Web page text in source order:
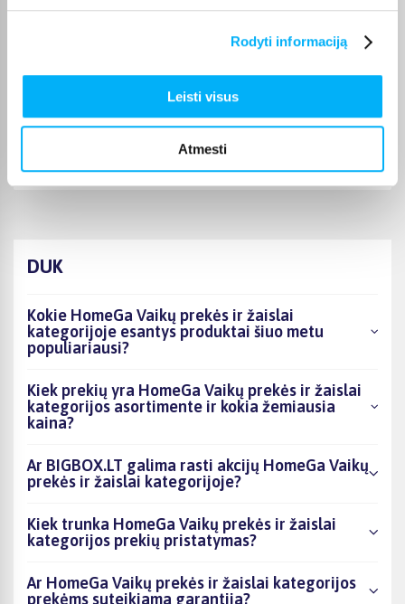
Rodyti informaciją
Leisti visus
Atmesti
Karolina M.
Labai geras
DUK
Kokie HomeGa Vaikų prekės ir žaislai
kategorijoje esantys produktai šiuo metu
populiariausi?
Kiek prekių yra HomeGa Vaikų prekės ir žaislai
kategorijos asortimente ir kokia žemiausia
kaina?
Ar BIGBOX.LT galima rasti akcijų HomeGa Vaikų
prekės ir žaislai kategorijoje?
Kiek trunka HomeGa Vaikų prekės ir žaislai
kategorijos prekių pristatymas?
Ar HomeGa Vaikų prekės ir žaislai kategorijos
prekėms suteikiama garantija?